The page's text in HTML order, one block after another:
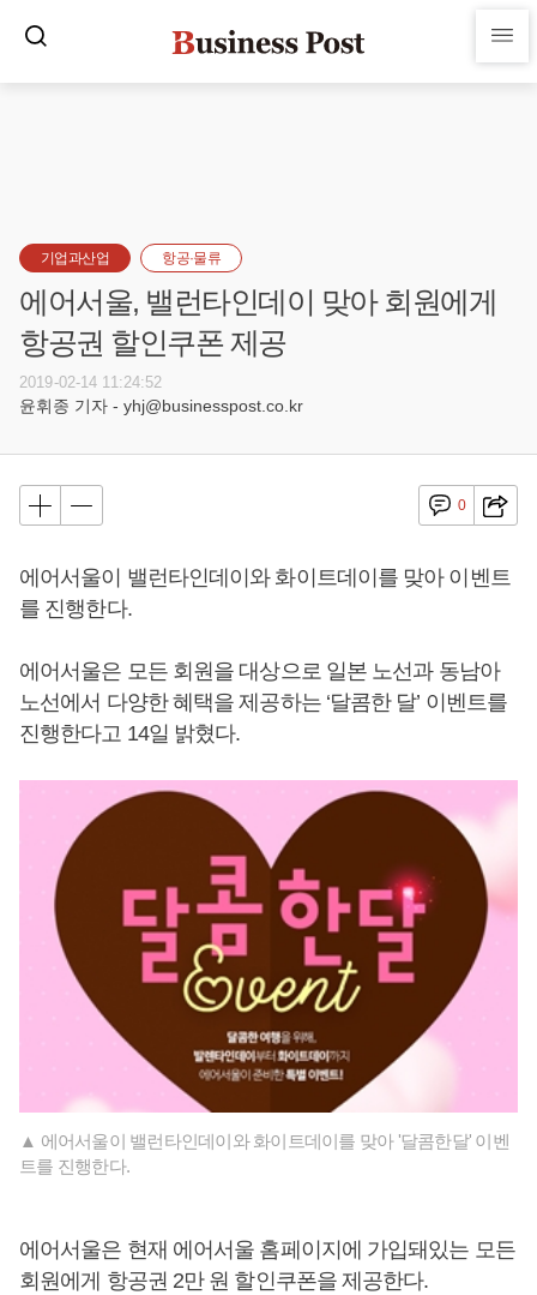
기업과산업 항공·물류
에어서울, 밸런타인데이 맞아 회원에게
항공권 할인쿠폰 제공
2019-02-14 11:24:52
윤휘종 기자 - yhj@businesspost.co.kr
0
에어서울이 밸런타인데이와 화이트데이를 맞아 이벤트
를 진행한다.
에어서울은 모든 회원을 대상으로 일본 노선과 동남아
노선에서 다양한 혜택을 제공하는 ‘달콤한 달’ 이벤트를
진행한다고 14일 밝혔다.
▲ 에어서울이 밸런타인데이와 화이트데이를 맞아 '달콤한달' 이벤
트를 진행한다.
에어서울은 현재 에어서울 홈페이지에 가입돼있는 모든
회원에게 항공권 2만 원 할인쿠폰을 제공한다.